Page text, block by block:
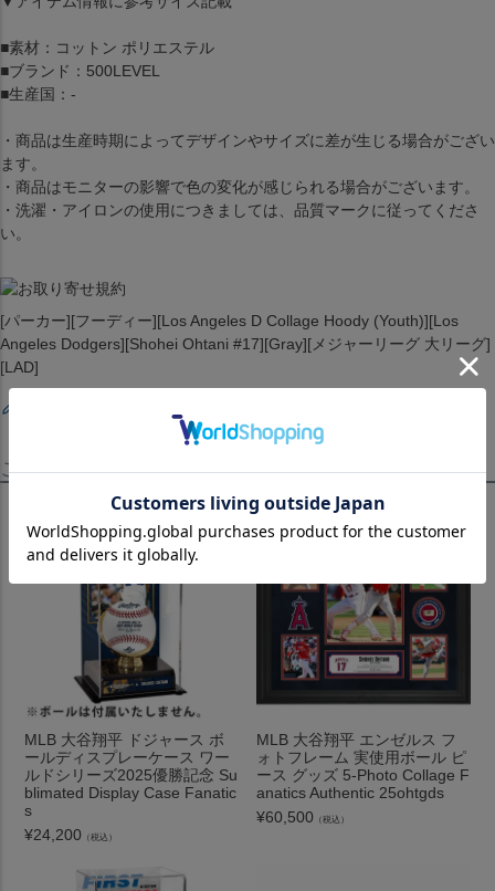
■素材：コットン ポリエステル
■ブランド：500LEVEL
■生産国：-
・商品は生産時期によってデザインやサイズに差が生じる場合がござい
ます。
・商品はモニターの影響で色の変化が感じられる場合がございます。
・洗濯・アイロンの使用につきましては、品質マークに従ってくださ
い。
[パーカー][フーディー][Los Angeles D Collage Hoody (Youth)][Los
Angeles Dodgers][Shohei Ohtani #17][Gray][メジャーリーグ 大リーグ]
[LAD]
この商品を見たお客様はこちらも見ています！
MLB 大谷翔平 ドジャース ボ
ールディスプレーケース ワー
ルドシリーズ2025優勝記念 Su
blimated Display Case Fanatic
s
¥24,200 （税込）
MLB 大谷翔平 エンゼルス フ
ォトフレーム 実使用ボール ピ
ース グッズ 5-Photo Collage F
anatics Authentic 25ohtgds
¥60,500 （税込）